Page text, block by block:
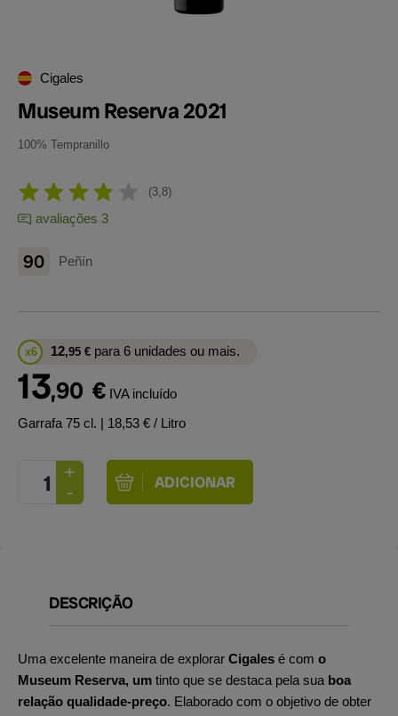
Cigales
Museum Reserva 2021
100% Tempranillo
3,8
avaliações 3
90 Peñín
x6 12,95 € para 6 unidades ou mais.
13,90 € IVA incluído
Garrafa 75 cl. | 18,53 € / Litro
DESCRIÇÃO
Uma excelente maneira de explorar Cigales é com o
Museum Reserva, um tinto que se destaca pela sua boa
relação qualidade-preço. Elaborado com o objetivo de obter